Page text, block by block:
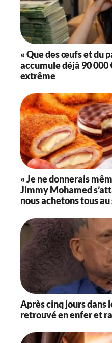
« Que des œufs et du
accumule déjà 90 000
extrême
« Je ne donnerais
Jimmy Mohamed
nous achetons tous
Après cinq jours dans
retrouvé en enfer et